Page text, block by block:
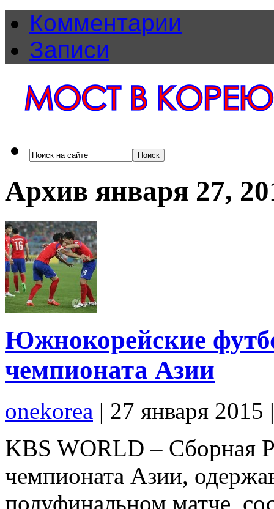
Комментарии
Записи
Архив января 27,
Южнокорейские
чемпионата Азии
onekorea | 27 января 2015
KBS WORLD – Сборная
чемпионата Азии,
полуфинальном матче,